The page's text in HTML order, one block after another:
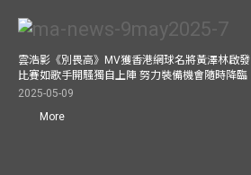
雲浩影《別畏高》MV獲香港網球名將黃澤林啟發
比賽如歌手開騷獨自上陣 努力裝備機會隨時降臨
2025-05-09
More